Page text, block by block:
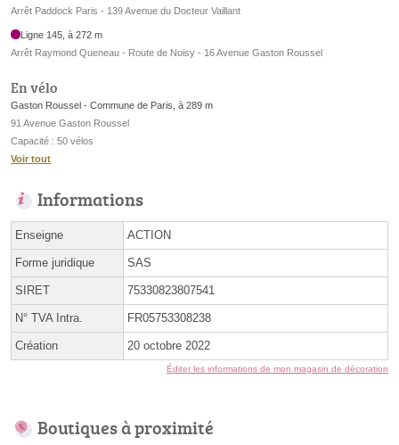
Arrêt Paddock Paris - 139 Avenue du Docteur Vaillant
Ligne 145, à 272 m
Arrêt Raymond Queneau - Route de Noisy - 16 Avenue Gaston Roussel
En vélo
Gaston Roussel - Commune de Paris, à 289 m
91 Avenue Gaston Roussel
Capacité : 50 vélos
Voir tout
Informations
Enseigne ACTION
Forme juridique SAS
SIRET 75330823807541
N° TVA Intra. FR05753308238
Création 20 octobre 2022
Éditer les informations de mon magasin de décoration
Boutiques à proximité